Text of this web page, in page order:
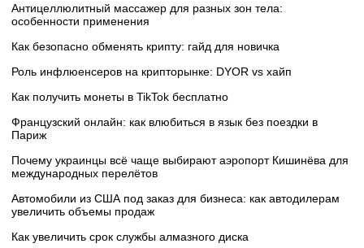
Антицеллюлитный массажер для разных зон тела:
особенности применения
Как безопасно обменять крипту: гайд для новичка
Роль инфлюенсеров на крипторынке: DYOR vs хайп
Как получить монеты в TikTok бесплатно
Французский онлайн: как влюбиться в язык без поездки в
Париж
Почему украинцы всё чаще выбирают аэропорт Кишинёва для
международных перелётов
Автомобили из США под заказ для бизнеса: как автодилерам
увеличить объемы продаж
Как увеличить срок службы алмазного диска